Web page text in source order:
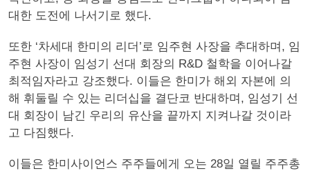
대한 도전에 나서기로 했다.
또한 ‘차세대 한미의 리더’로 임주현 사장을 추대하며, 임
주현 사장이 임성기 선대 회장의 R&D 철학을 이어나갈
최적임자라고 강조했다. 이들은 한미가 해외 자본에 의
해 휘둘릴 수 있는 리더십을 결단코 반대하며, 임성기 선
대 회장이 남긴 우리의 유산을 끝까지 지켜나갈 것이라
고 다짐했다.
이들은 한미사이언스 주주들에게 오는 28일 열릴 주주총